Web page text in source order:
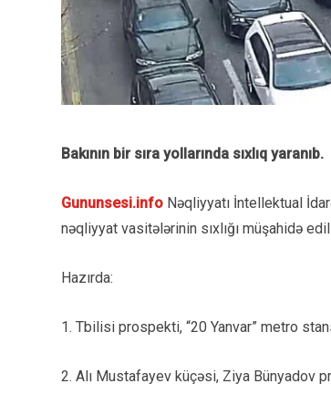
Bakının bir sıra yollarında sıxlıq yaranıb.
Gununsesi.info Nəqliyyatı İntellektual
nəqliyyat vasitələrinin sıxlığı müşahidə
Hazırda:
1. Tbilisi prospekti, “20 Yanvar” metro
2. Alı Mustafayev küçəsi, Ziya Bünyadov